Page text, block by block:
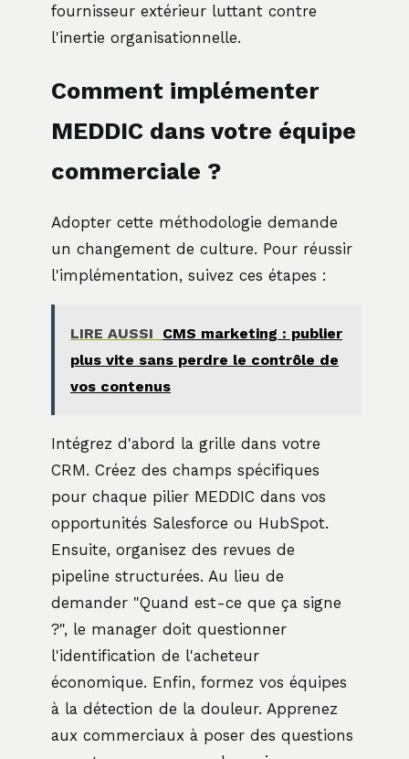
fournisseur extérieur luttant contre
l'inertie organisationnelle.
Comment implémenter
MEDDIC dans votre équipe
commerciale ?
Adopter cette méthodologie demande
un changement de culture. Pour réussir
l'implémentation, suivez ces étapes :
LIRE AUSSI
CMS marketing : publier
plus vite sans perdre le contrôle de
vos contenus
Intégrez d'abord la grille dans votre
CRM. Créez des champs spécifiques
pour chaque pilier MEDDIC dans vos
opportunités Salesforce ou HubSpot.
Ensuite, organisez des revues de
pipeline structurées. Au lieu de
demander "Quand est-ce que ça signe
?", le manager doit questionner
l'identification de l'acheteur
économique. Enfin, formez vos équipes
à la détection de la douleur. Apprenez
aux commerciaux à poser des questions